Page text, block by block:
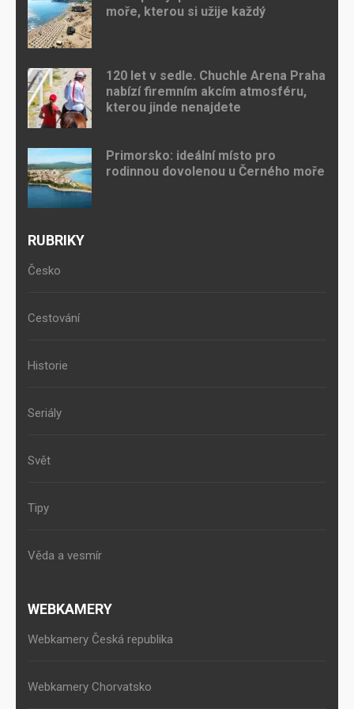
moře, kterou si užije každý
120 let v sedle. Chuchle Arena Praha
nabízí firemním akcím atmosféru,
kterou jinde nenajdete
Primorsko: ideální místo pro
rodinnou dovolenou u Černého moře
RUBRIKY
Česko
Cestování
Historie
Seriály
Svět
Tipy
Věda a vesmír
WEBKAMERY
Webkamery Česká republika
Webkamery Chorvatsko